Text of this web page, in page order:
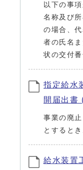
以下の事
名称及び
の場合、
者の氏名
状の交付
指定給水
開届出書
事業の廃
とするとき
給水装置